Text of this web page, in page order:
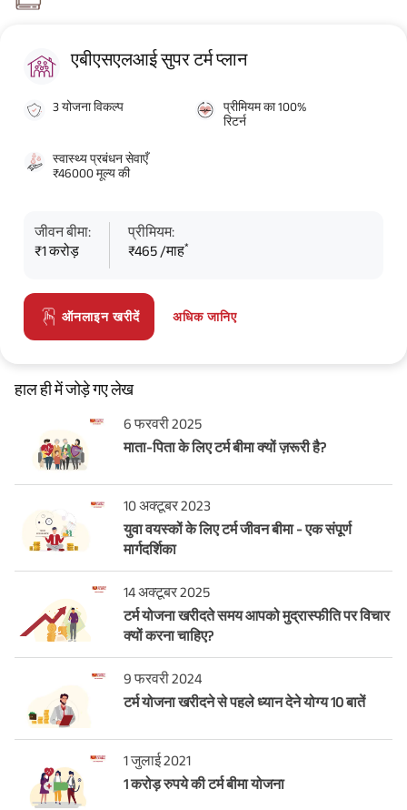
एबीएसएलआई सुपर टर्म प्लान
3 योजना विकल्प
प्रीमियम का 100%
रिटर्न
स्वास्थ्य प्रबंधन सेवाएँ
₹46000 मूल्य की
जीवन बीमा:
₹1 करोड़
प्रीमियम:
₹465 /माह*
ऑनलाइन खरीदें अधिक जानिए
हाल ही में जोड़े गए लेख
6 फरवरी 2025
माता-पिता के लिए टर्म बीमा क्यों ज़रूरी है?
10 अक्टूबर 2023
युवा वयस्कों के लिए टर्म जीवन बीमा - एक संपूर्ण
मार्गदर्शिका
14 अक्टूबर 2025
टर्म योजना खरीदते समय आपको मुद्रास्फीति पर विचार
क्यों करना चाहिए?
9 फरवरी 2024
टर्म योजना खरीदने से पहले ध्यान देने योग्य 10 बातें
1 जुलाई 2021
1 करोड़ रुपये की टर्म बीमा योजना